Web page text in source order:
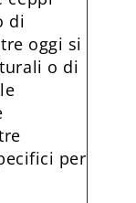
di
oggi si
o di
per